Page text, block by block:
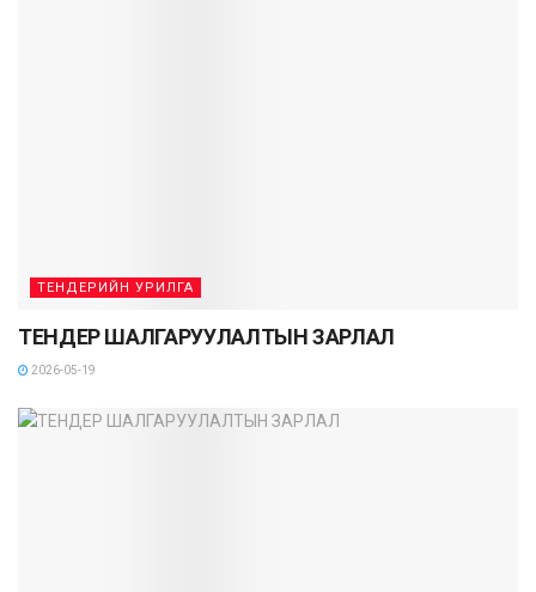
ТЕНДЕРИЙН УРИЛГА
ТЕНДЕР ШАЛГАРУУЛАЛТЫН ЗАРЛАЛ
2026-05-19